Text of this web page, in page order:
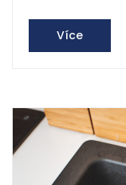
Více